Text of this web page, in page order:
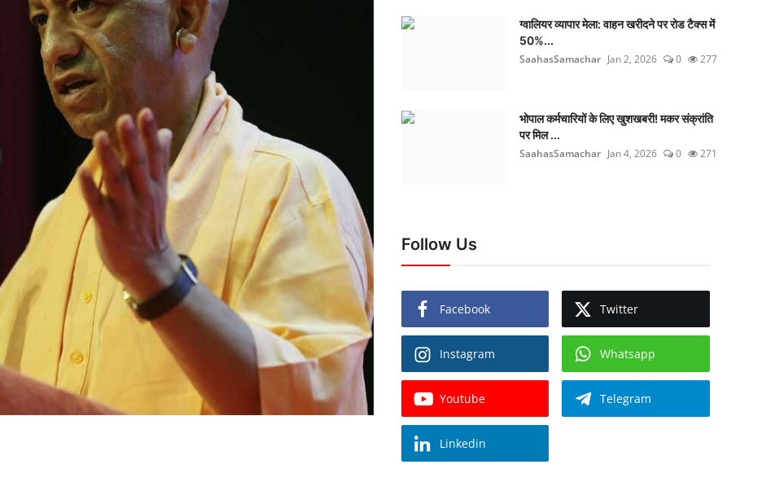
ग्वालियर व्यापार मेला: वाहन खरीदने पर रोड टैक्स में
50%...
SaahasSamachar Jan 2, 2026 0 277
भोपाल कर्मचारियों के लिए खुशखबरी! मकर संक्रांति
पर मिल ...
SaahasSamachar Jan 4, 2026 0 271
Follow Us
Facebook Twitter
Instagram Whatsapp
Youtube Telegram
Linkedin